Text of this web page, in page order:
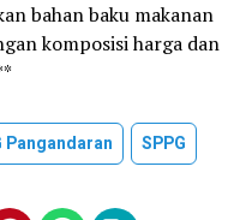
bahan baku makanan
komposisi harga dan
SPPG